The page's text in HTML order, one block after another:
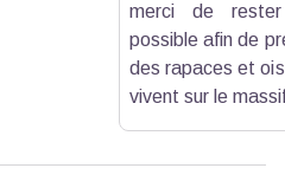
merci de
possible afin de
des rapaces et
vivent sur le